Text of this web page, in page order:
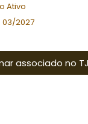
Ativo
2027
associado no